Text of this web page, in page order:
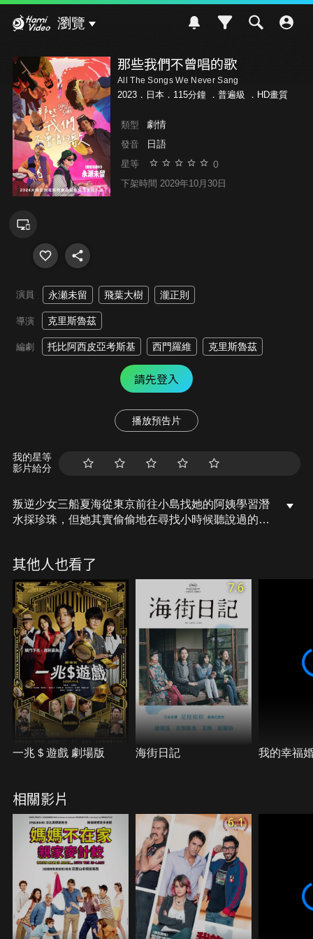
瀏覽
那些我們不曾唱的歌
All The Songs We Never Sang
2023．日本．115分鐘 ． 普遍級 ．HD畫質
類型 劇情
發音 日語
星等 0
下架時間 2029年10月30日
演員 永瀬未留 飛葉大樹 瀧正則
導演 克里斯魯茲
編劇 托比阿西皮亞考斯基 西門羅維 克里斯魯茲
請先登入
播放預告片
我的星等
影片給分
叛逆少女三船夏海從東京前往小島找她的阿姨學習潛
水採珍珠，但她其實偷偷地在尋找小時候聽說過的寶
其他人也看了
一兆＄遊戲 劇場版
7.6
海街日記 我的幸福
相關影片
6.1